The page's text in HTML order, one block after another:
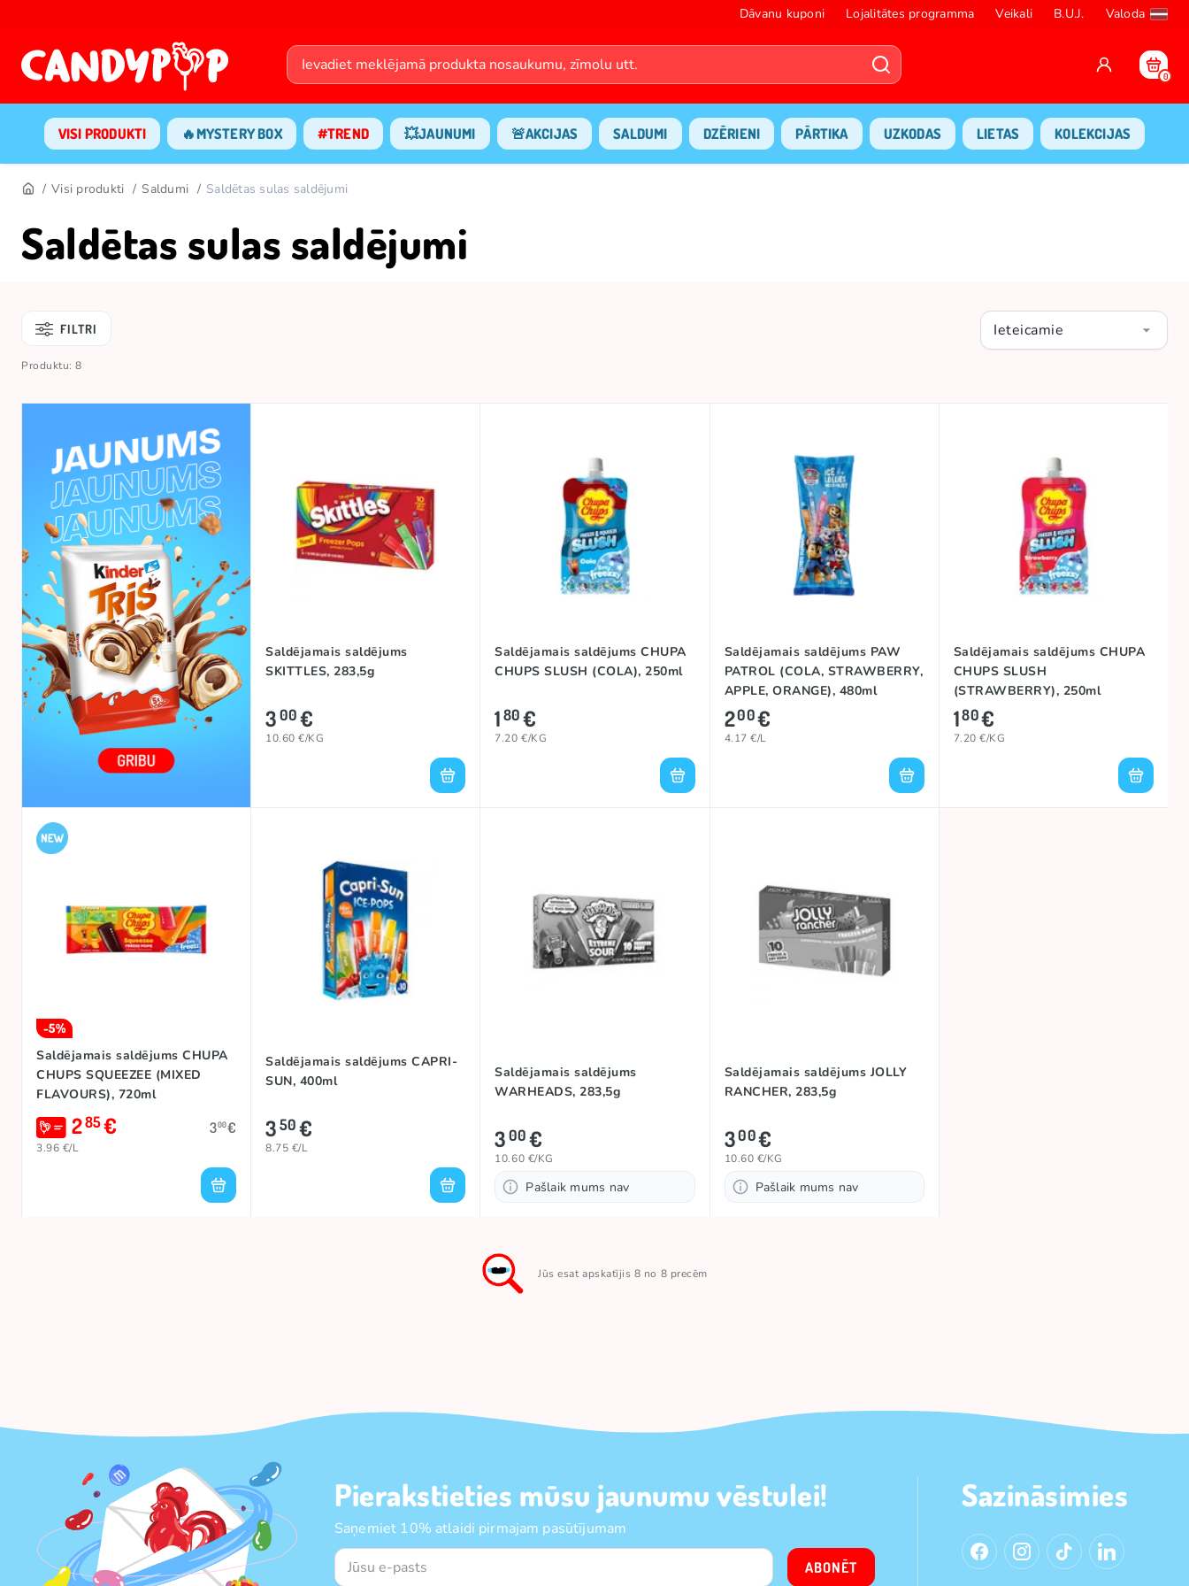
Dāvanu kuponi Lojalitātes programma Veikali B.U.J. Valoda
0
VISI PRODUKTI 🔥MYSTERY BOX #TREND 💥JAUNUMI 🚨AKCIJAS SALDUMI DZĒRIENI PĀRTIKA UZKODAS LIETAS KOLEKCIJAS
Visi produkti Saldumi Saldētas sulas saldējumi
Saldētas sulas saldējumi
FILTRI Ieteicamie
Produktu: 8
Saldējamais saldējums
SKITTLES, 283,5g
300€
10.60 €/KG
Saldējamais saldējums CHUPA
CHUPS SLUSH (COLA), 250ml
180€
7.20 €/KG
Saldējamais saldējums PAW
PATROL (COLA, STRAWBERRY,
APPLE, ORANGE), 480ml
200€
4.17 €/L
Saldējamais saldējums CHUPA
CHUPS SLUSH
(STRAWBERRY), 250ml
180€
7.20 €/KG
-5%
Saldējamais saldējums CHUPA
CHUPS SQUEEZEE (MIXED
FLAVOURS), 720ml
285€ 300€
3.96 €/L
Saldējamais saldējums CAPRI-
SUN, 400ml
350€
8.75 €/L
Saldējamais saldējums
WARHEADS, 283,5g
300€
10.60 €/KG
Pašlaik mums nav
Saldējamais saldējums JOLLY
RANCHER, 283,5g
300€
10.60 €/KG
Pašlaik mums nav
Jūs esat apskatījis 8 no 8 precēm
Pierakstieties mūsu jaunumu vēstulei!
Saņemiet 10% atlaidi pirmajam pasūtījumam
ABONĒT
Sazināsimies